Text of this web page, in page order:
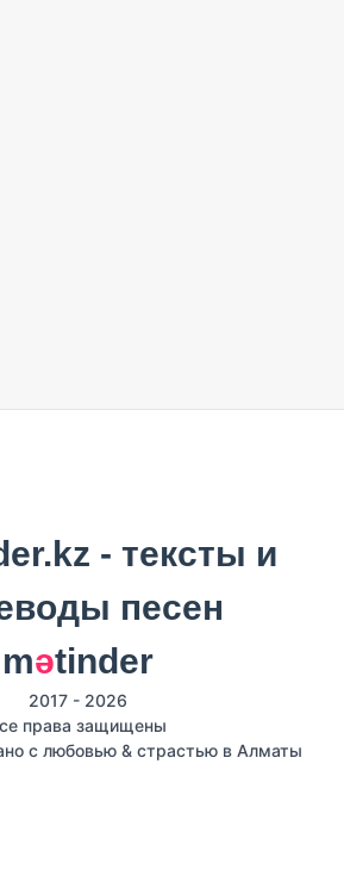
mәtinder
2017 - 2026
права защищены
с любовью & страстью в Алматы